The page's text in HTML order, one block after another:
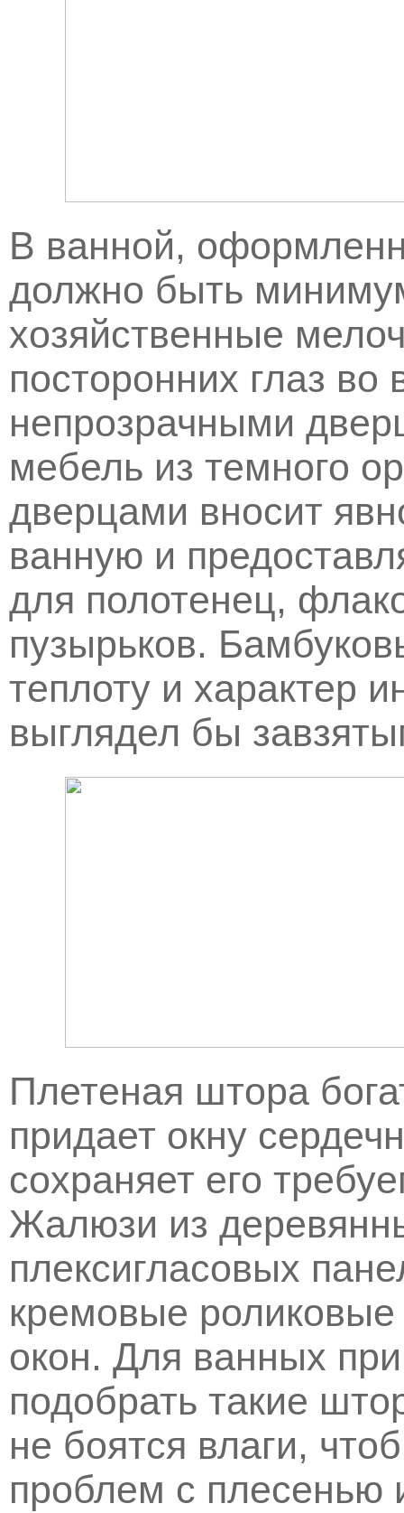
В ванной,
должно быть
хозяйственные
посторонних глаз
непрозрачными
мебель из темного
дверцами вносит
ванную и
для полотенец,
пузырьков.
теплоту и характер
выглядел бы
Плетеная штора
придает окну
сохраняет его
Жалюзи из
плексигласовых
кремовые
окон. Для ванных
подобрать такие
не боятся влаги,
проблем с плесенью